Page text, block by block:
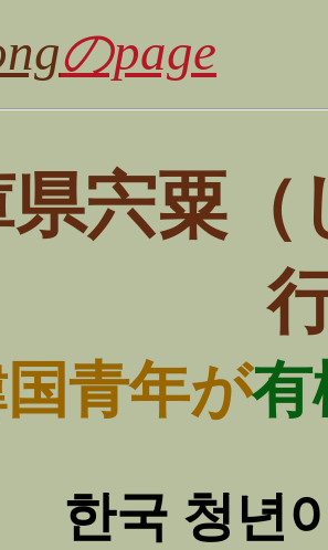
のpage
宍粟
青年が有
한국 청년